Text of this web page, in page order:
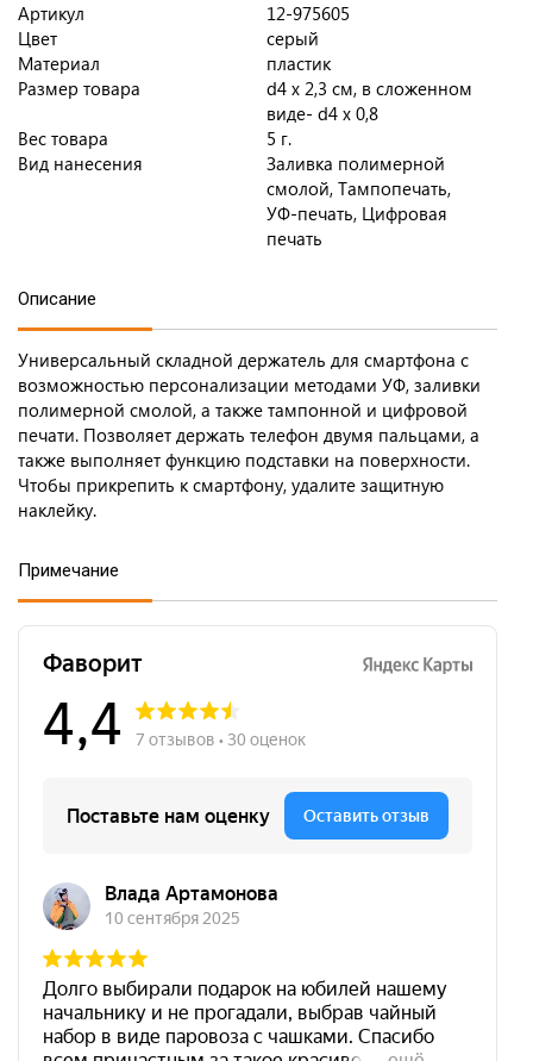
Артикул
12-975605
Цвет
серый
Материал
пластик
Размер товара
d4 х 2,3 см, в сложенном
виде- d4 х 0,8
Вес товара
5 г.
Вид нанесения
Заливка полимерной
смолой, Тампопечать,
УФ-печать, Цифровая
печать
Описание
Универсальный складной держатель для смартфона с
возможностью персонализации методами УФ, заливки
полимерной смолой, а также тампонной и цифровой
печати. Позволяет держать телефон двумя пальцами, а
также выполняет функцию подставки на поверхности.
Чтобы прикрепить к смартфону, удалите защитную
наклейку.
Примечание